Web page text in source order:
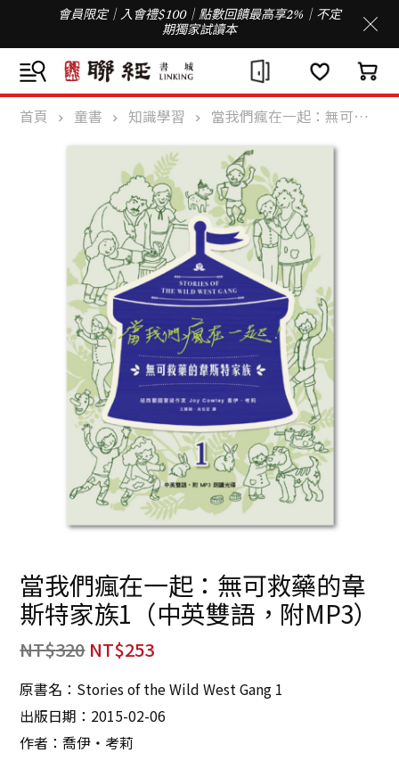
會員限定｜入會禮$100｜點數回饋最高享2%｜不定
期獨家試讀本
首頁 童書 知識學習 當我們瘋在一起：無可救藥的韋斯特家族1（中英雙語，附MP3）
當我們瘋在一起：無可救藥的韋
斯特家族1（中英雙語，附MP3）
NT$320 NT$253
原書名：Stories of the Wild West Gang 1
出版日期：2015-02-06
作者：喬伊‧考莉